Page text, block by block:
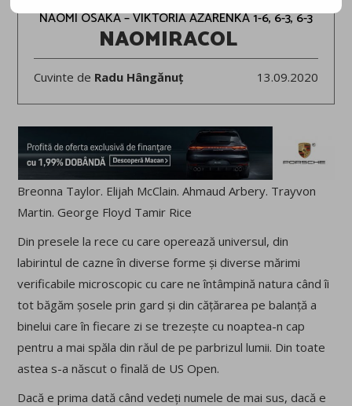
NAOMI OSAKA – VIKTORIA AZARENKA 1-6, 6-3, 6-3
NAOMIRACOL
Cuvinte de Radu Hângănuț 13.09.2020
Breonna Taylor. Elijah McClain. Ahmaud Arbery. Trayvon
Martin. George Floyd Tamir Rice
Din presele la rece cu care operează universul, din
labirintul de cazne în diverse forme și diverse mărimi
verificabile microscopic cu care ne întâmpină natura când îi
tot băgăm șosele prin gard și din cățărarea pe balanță a
binelui care în fiecare zi se trezește cu noaptea-n cap
pentru a mai spăla din răul de pe parbrizul lumii. Din toate
astea s-a născut o finală de US Open.
Dacă e prima dată când vedeți numele de mai sus, dacă e